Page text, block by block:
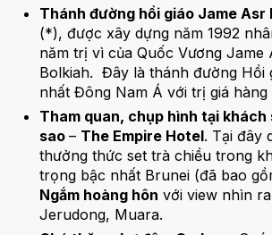
Thánh đường hồi giáo Jame Asr
(*), được xây dựng năm 1992
năm trị vì của Quốc Vương Jame
Bolkiah. Đây là thánh đường Hồi
nhất Đông Nam Á với trị giá hàng
Tham quan, chụp hình tại khách
sao – The Empire Hotel. Tại đây
thưởng thức set trà chiều trong
trọng bậc nhất Brunei (đã bao
Ngắm hoàng hôn với view nhìn
Jerudong, Muara.